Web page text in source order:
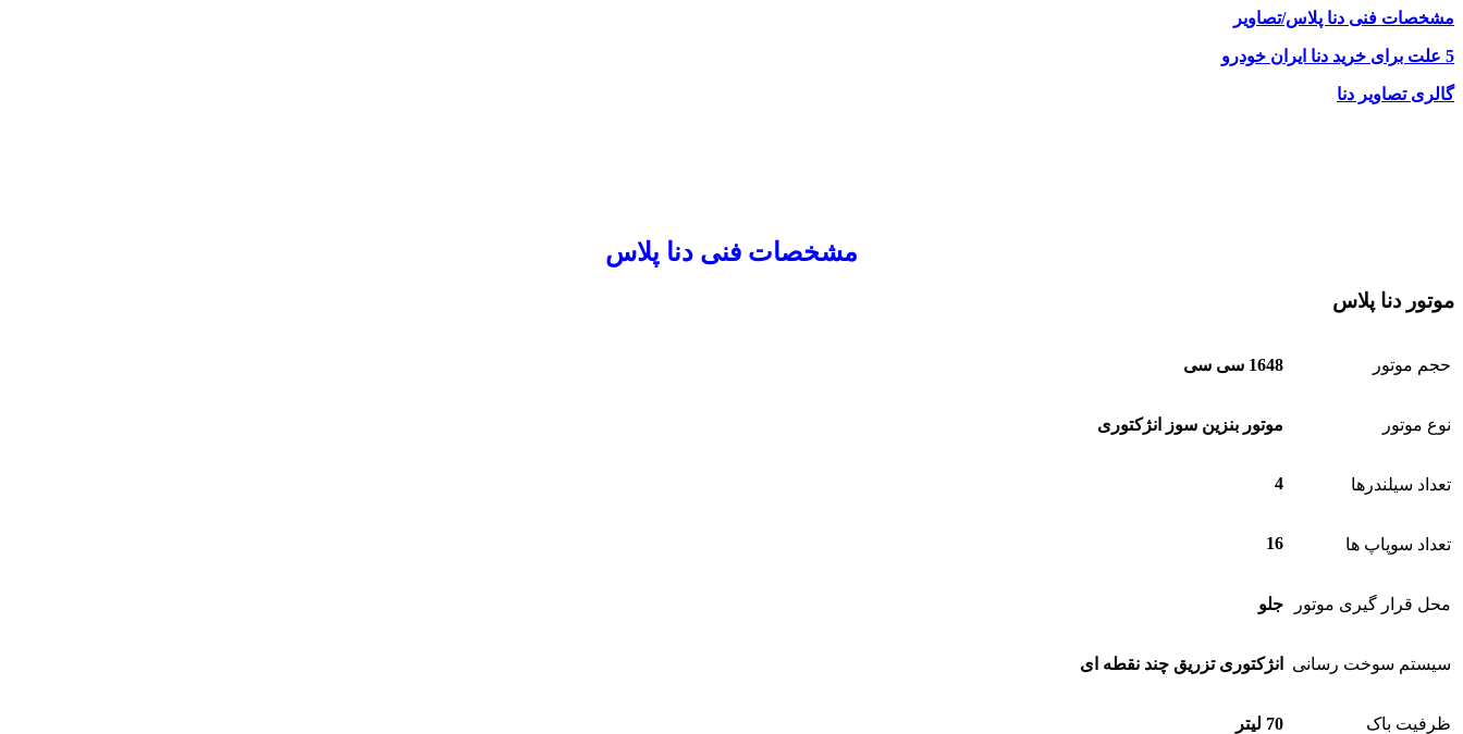
مشخصات فنی دنا پلاس/تصاویر
5 علت برای خرید دنا ایران خودرو
گالری تصاویر دنا
مشخصات فنی دنا پلاس
موتور دنا پلاس
حجم موتور 1648 سی سی
نوع موتور موتور بنزین سوز انژکتوری
تعداد سیلندرها 4
تعداد سوپاپ ها 16
محل قرار گیری موتور جلو
سیستم سوخت رسانی انژکتوری تزریق چند نقطه ای
ظرفیت باک 70 لیتر